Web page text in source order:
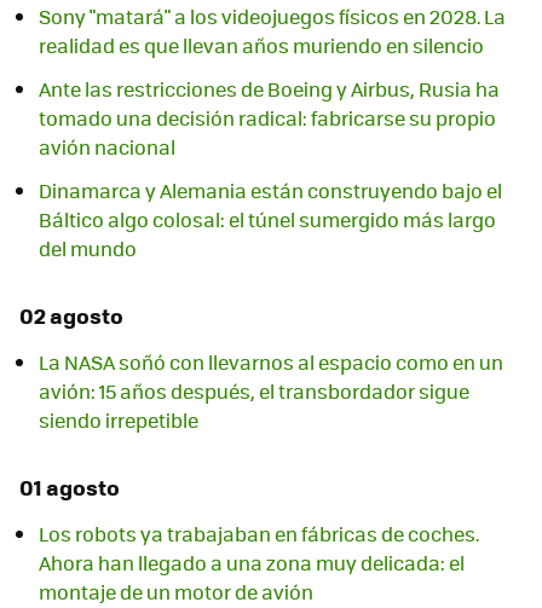
Sony "matará" a los videojuegos físicos en 2028. La
realidad es que llevan años muriendo en silencio
Ante las restricciones de Boeing y Airbus, Rusia ha
tomado una decisión radical: fabricarse su propio
avión nacional
Dinamarca y Alemania están construyendo bajo el
Báltico algo colosal: el túnel sumergido más largo
del mundo
02 agosto
La NASA soñó con llevarnos al espacio como en un
avión: 15 años después, el transbordador sigue
siendo irrepetible
01 agosto
Los robots ya trabajaban en fábricas de coches.
Ahora han llegado a una zona muy delicada: el
montaje de un motor de avión